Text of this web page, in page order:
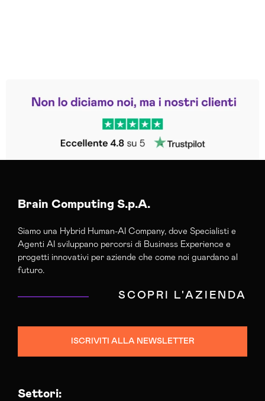
Trustpilot
Brain Computing S.p.A.
Siamo una Hybrid Human-AI Company, dove Specialisti e
Agenti AI sviluppano percorsi di Business Experience e
progetti innovativi per aziende che come noi guardano al
futuro.
SCOPRI L'AZIENDA
ISCRIVITI ALLA NEWSLETTER
Settori: